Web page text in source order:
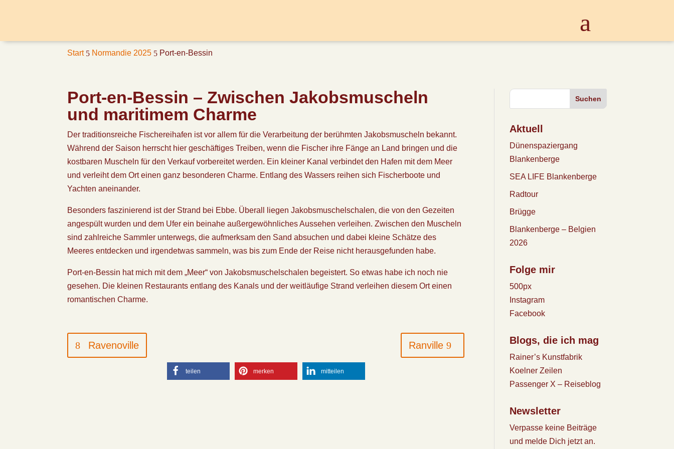
Start 5 Normandie 2025 5 Port-en-Bessin
Port-en-Bessin – Zwischen Jakobsmuscheln
und maritimem Charme
Der traditionsreiche Fischereihafen ist vor allem für die Verarbeitung der berühmten Jakobsmuscheln bekannt.
Während der Saison herrscht hier geschäftiges Treiben, wenn die Fischer ihre Fänge an Land bringen und die
kostbaren Muscheln für den Verkauf vorbereitet werden. Ein kleiner Kanal verbindet den Hafen mit dem Meer
und verleiht dem Ort einen ganz besonderen Charme. Entlang des Wassers reihen sich Fischerboote und
Yachten aneinander.
Besonders faszinierend ist der Strand bei Ebbe. Überall liegen Jakobsmuschelschalen, die von den Gezeiten
angespült wurden und dem Ufer ein beinahe außergewöhnliches Aussehen verleihen. Zwischen den Muscheln
sind zahlreiche Sammler unterwegs, die aufmerksam den Sand absuchen und dabei kleine Schätze des
Meeres entdecken und irgendetwas sammeln, was bis zum Ende der Reise nicht herausgefunden habe.
Port-en-Bessin hat mich mit dem „Meer“ von Jakobsmuschelschalen begeistert. So etwas habe ich noch nie
gesehen. Die kleinen Restaurants entlang des Kanals und der weitläufige Strand verleihen diesem Ort einen
romantischen Charme.
Ravenoville Ranville
teilen merken mitteilen
Suchen
Aktuell
Dünenspaziergang
Blankenberge
SEA LIFE Blankenberge
Radtour
Brügge
Blankenberge – Belgien
2026
Folge mir
500px
Instagram
Facebook
Blogs, die ich mag
Rainer’s Kunstfabrik
Koelner Zeilen
Passenger X – Reiseblog
Newsletter
Verpasse keine Beiträge
und melde Dich jetzt an.